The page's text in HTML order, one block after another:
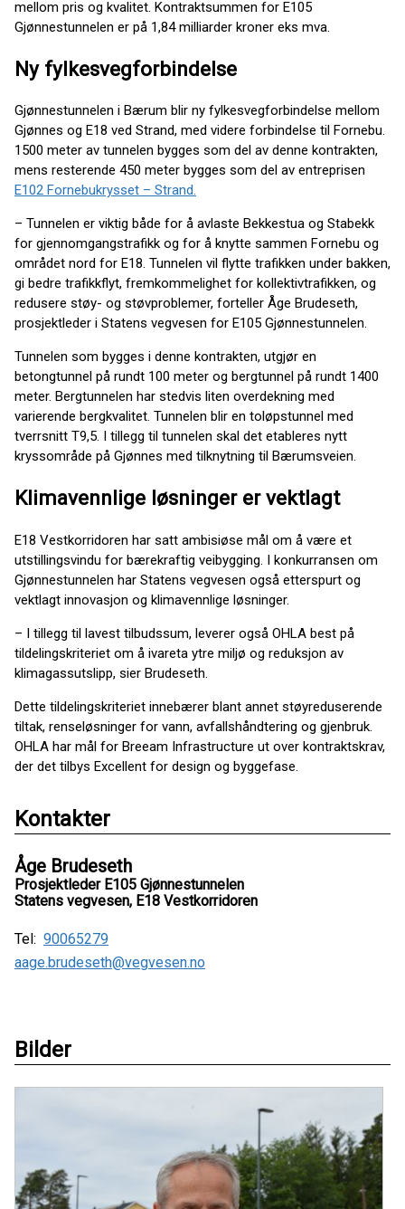
mellom pris og kvalitet. Kontraktsummen for E105
Gjønnestunnelen er på 1,84 milliarder kroner eks mva.
Ny fylkesvegforbindelse
Gjønnestunnelen i Bærum blir ny fylkesvegforbindelse mellom
Gjønnes og E18 ved Strand, med videre forbindelse til Fornebu.
1500 meter av tunnelen bygges som del av denne kontrakten,
mens resterende 450 meter bygges som del av entreprisen
E102 Fornebukrysset – Strand.
– Tunnelen er viktig både for å avlaste Bekkestua og Stabekk
for gjennomgangstrafikk og for å knytte sammen Fornebu og
området nord for E18. Tunnelen vil flytte trafikken under bakken,
gi bedre trafikkflyt, fremkommelighet for kollektivtrafikken, og
redusere støy- og støvproblemer, forteller Åge Brudeseth,
prosjektleder i Statens vegvesen for E105 Gjønnestunnelen.
Tunnelen som bygges i denne kontrakten, utgjør en
betongtunnel på rundt 100 meter og bergtunnel på rundt 1400
meter. Bergtunnelen har stedvis liten overdekning med
varierende bergkvalitet. Tunnelen blir en toløpstunnel med
tverrsnitt T9,5. I tillegg til tunnelen skal det etableres nytt
kryssområde på Gjønnes med tilknytning til Bærumsveien.
Klimavennlige løsninger er vektlagt
E18 Vestkorridoren har satt ambisiøse mål om å være et
utstillingsvindu for bærekraftig veibygging. I konkurransen om
Gjønnestunnelen har Statens vegvesen også etterspurt og
vektlagt innovasjon og klimavennlige løsninger.
– I tillegg til lavest tilbudssum, leverer også OHLA best på
tildelingskriteriet om å ivareta ytre miljø og reduksjon av
klimagassutslipp, sier Brudeseth.
Dette tildelingskriteriet innebærer blant annet støyreduserende
tiltak, renseløsninger for vann, avfallshåndtering og gjenbruk.
OHLA har mål for Breeam Infrastructure ut over kontraktskrav,
der det tilbys Excellent for design og byggefase.
Kontakter
Åge Brudeseth
Prosjektleder E105 Gjønnestunnelen
Statens vegvesen, E18 Vestkorridoren
Tel: 90065279
aage.brudeseth@vegvesen.no
Bilder